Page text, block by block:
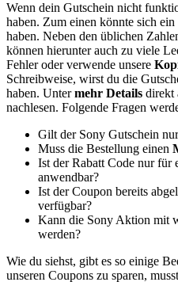
Wenn dein Gutschein nicht
haben. Zum einen könnte sich
haben. Neben den üblichen
können hierunter auch zu viele
Fehler oder verwende unsere
Schreibweise, wirst du die
haben. Untermehr Details direkt
nachlesen. Folgende Fragen
Gilt der Sony Gutschein
Muss die Bestellung einen
Ist der Rabatt Code nur für
anwendbar?
Ist der Coupon bereits
verfügbar?
Kann die Sony Aktion mit
werden?
Wie du siehst, gibt es so einige
unseren Coupons zu sparen,